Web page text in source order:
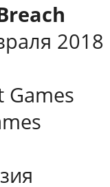
2018
Games